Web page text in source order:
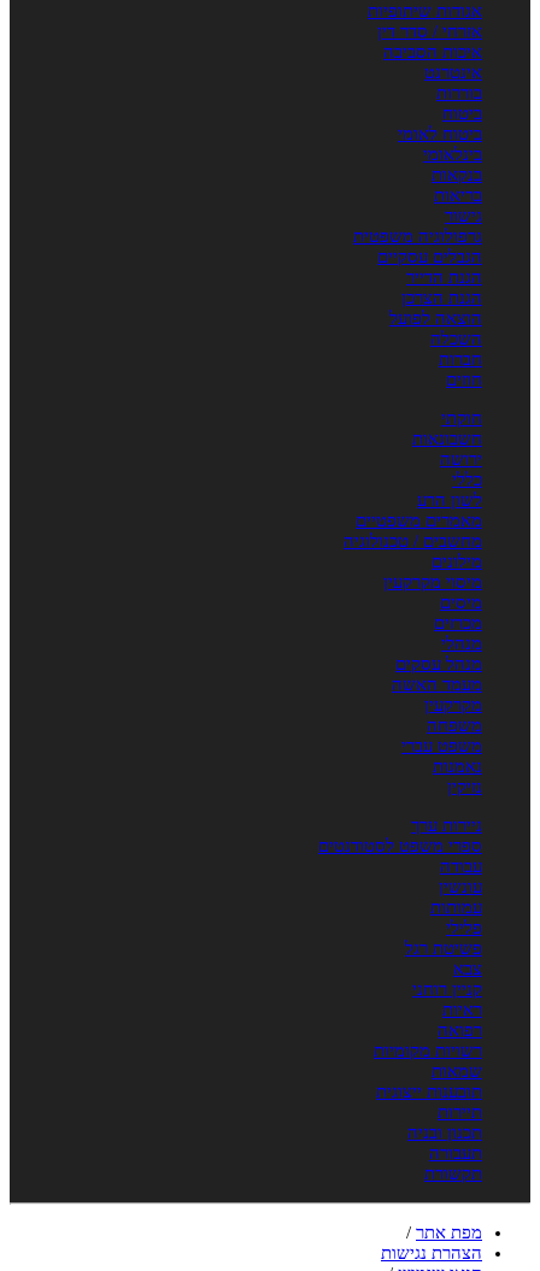
אגודות שיתופיות
אזרחי / סדר דין
איכות הסביבה
אינטרנט
בוררות
ביטוח
ביטוח לאומי
בינלאומי
בנקאות
בריאות
גישור
גרפולוגיה משפטית
הגבלים עסקיים
הגנת הדייר
הגנת הצרכן
הוצאה לפועל
השכלה
חברות
חוזים
חוקתי
חשבונאות
ירושה
כללי
לשון הרע
מאמרים משפטיים
מחשבים / טכנולוגיה
מילונים
מיסוי מקרקעין
מיסים
מכרזים
מנהלי
מנהל עסקים
מעמד האשה
מקרקעין
משפחה
משפט עברי
נאמנות
נזיקין
ניירות ערך
ספרי משפט לסטודנטים
עבודה
עונשין
עמותות
פלילי
פשיטת רגל
צבא
קניין רוחני
ראיות
רפואה
רשויות מקומיות
שמאות
תובענות ייצוגית
תיירות
תכנון ובניה
תעבורה
תקשורת
מפת אתר /
הצהרת נגישות